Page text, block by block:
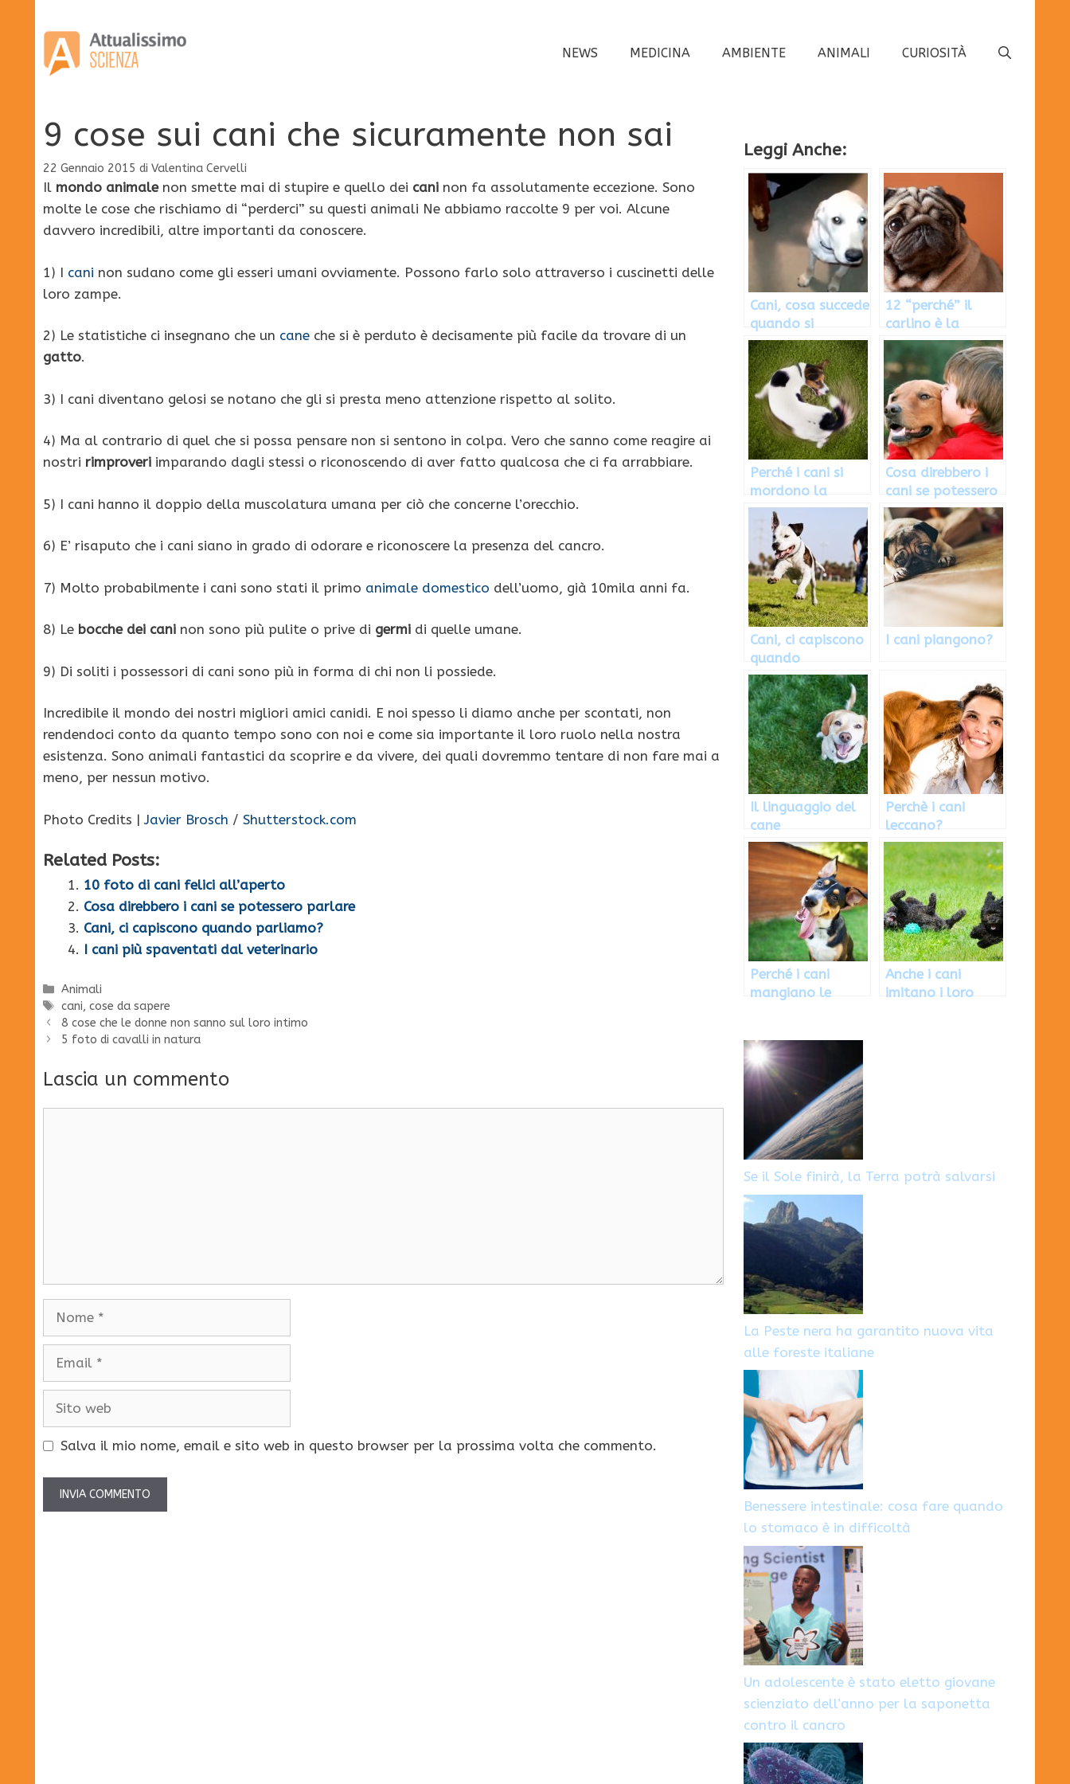
contenuto
NEWS MEDICINA AMBIENTE ANIMALI CURIOSITÀ
9 cose sui cani che sicuramente non sai
22 Gennaio 2015 di Valentina Cervelli
Il mondo animalenon smette mai di stupire e quello dei cani non fa assolutamente eccezione. Sono
molte le cose che rischiamo di “perderci” su questi animali Ne abbiamo raccolte 9 per voi. Alcune
davvero incredibili, altre importanti da conoscere.
1) I cani non sudano come gli esseri umani ovviamente. Possono farlo solo attraverso i cuscinetti delle
loro zampe.
2) Le statistiche ci insegnano che un cane che si è perduto è decisamente più facile da trovare di un
gatto.
3) I cani diventano gelosi se notano che gli si presta meno attenzione rispetto al solito.
4) Ma al contrario di quel che si possa pensare non si sentono in colpa. Vero che sanno come reagire ai
nostri rimproveri imparando dagli stessi o riconoscendo di aver fatto qualcosa che ci fa arrabbiare.
5) I cani hanno il doppio della muscolatura umana per ciò che concerne l’orecchio.
6) E’ risaputo che i cani siano in grado di odorare e riconoscere la presenza del cancro.
7) Molto probabilmente i cani sono stati il primo animale domestico dell’uomo, già 10mila anni fa.
8) Le bocche dei cani non sono più pulite o prive di germi di quelle umane.
9) Di soliti i possessori di cani sono più in forma di chi non li possiede.
Incredibile il mondo dei nostri migliori amici canidi. E noi spesso li diamo anche per scontati, non
rendendoci conto da quanto tempo sono con noi e come sia importante il loro ruolo nella nostra
esistenza. Sono animali fantastici da scoprire e da vivere, dei quali dovremmo tentare di non fare mai a
meno, per nessun motivo.
Photo Credits | Javier Brosch / Shutterstock.com
Related Posts:
10 foto di cani felici all’aperto
Cosa direbbero i cani se potessero parlare
Cani, ci capiscono quando parliamo?
I cani più spaventati dal veterinario
Categorie
Animali
Tag
cani,cose da sapere
8 cose che le donne non sanno sul loro intimo
5 foto di cavalli in natura
Lascia un commento
Nome
Email
Sito
Salva il mio nome, email e sito web in questo browser per la prossima volta che commento.
Leggi Anche:
Cani, cosa succede
quando si
sentono in colpa
(Video)
12 “perché” il
carlino è la
migliore razza di
cane
Perché i cani si
mordono la
coda?
Cosa direbbero i
cani se potessero
parlare
Cani, ci capiscono
quando
parliamo?
I cani piangono?
Il linguaggio del
cane
Perchè i cani
leccano?
Perché i cani
mangiano le
Anche i cani
imitano i loro
Se il Sole finirà, la Terra potrà salvarsi
La Peste nera ha garantito nuova vita
alle foreste italiane
Benessere intestinale: cosa fare quando
lo stomaco è in difficoltà
Un adolescente è stato eletto giovane
scienziato dell’anno per la saponetta
contro il cancro